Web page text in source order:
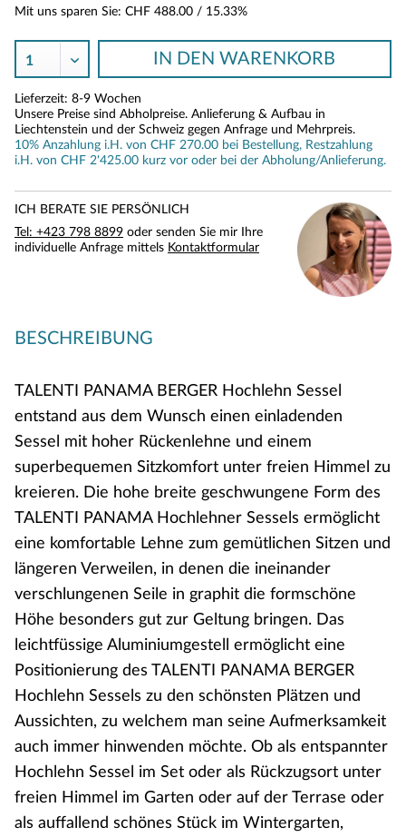
Mit uns sparen Sie: CHF 488.00 / 15.33%
IN DEN WARENKORB
Lieferzeit: 8-9 Wochen
Unsere Preise sind Abholpreise. Anlieferung & Aufbau in
Liechtenstein und der Schweiz gegen Anfrage und Mehrpreis.
10% Anzahlung i.H. von CHF 270.00 bei Bestellung, Restzahlung
i.H. von CHF 2'425.00 kurz vor oder bei der Abholung/Anlieferung.
ICH BERATE SIE PERSÖNLICH
Tel: +423 798 8899 oder senden Sie mir Ihre
individuelle Anfrage mittels Kontaktformular
BESCHREIBUNG
TALENTI PANAMA BERGER Hochlehn Sessel
entstand aus dem Wunsch einen einladenden
Sessel mit hoher Rückenlehne und einem
superbequemen Sitzkomfort unter freien Himmel zu
kreieren. Die hohe breite geschwungene Form des
TALENTI PANAMA Hochlehner Sessels ermöglicht
eine komfortable Lehne zum gemütlichen Sitzen und
längeren Verweilen, in denen die ineinander
verschlungenen Seile in graphit die formschöne
Höhe besonders gut zur Geltung bringen. Das
leichtfüssige Aluminiumgestell ermöglicht eine
Positionierung des TALENTI PANAMA BERGER
Hochlehn Sessels zu den schönsten Plätzen und
Aussichten, zu welchem man seine Aufmerksamkeit
auch immer hinwenden möchte. Ob als entspannter
Hochlehn Sessel im Set oder als Rückzugsort unter
freien Himmel im Garten oder auf der Terrase oder
als auffallend schönes Stück im Wintergarten,